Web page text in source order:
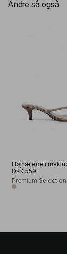
Andre så også
Højhælede i
DKK 559
Premium Selection